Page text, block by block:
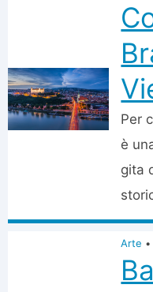
Per
è
gita
Arte •